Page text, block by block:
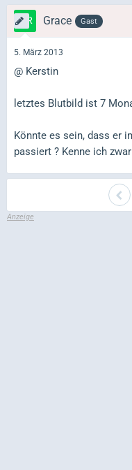
Grace Gast
5. März 2013
@ Kerstin
letztes Blutbild ist 7
Könnte es sein, dass er
passiert ? Kenne ich